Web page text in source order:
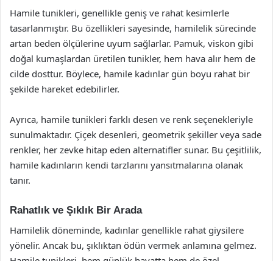
Hamile tunikleri, genellikle geniş ve rahat kesimlerle
tasarlanmıştır. Bu özellikleri sayesinde, hamilelik sürecinde
artan beden ölçülerine uyum sağlarlar. Pamuk, viskon gibi
doğal kumaşlardan üretilen tunikler, hem hava alır hem de
cilde dosttur. Böylece, hamile kadınlar gün boyu rahat bir
şekilde hareket edebilirler.
Ayrıca, hamile tunikleri farklı desen ve renk seçenekleriyle
sunulmaktadır. Çiçek desenleri, geometrik şekiller veya sade
renkler, her zevke hitap eden alternatifler sunar. Bu çeşitlilik,
hamile kadınların kendi tarzlarını yansıtmalarına olanak
tanır.
Rahatlık ve Şıklık Bir Arada
Hamilelik döneminde, kadınlar genellikle rahat giysilere
yönelir. Ancak bu, şıklıktan ödün vermek anlamına gelmez.